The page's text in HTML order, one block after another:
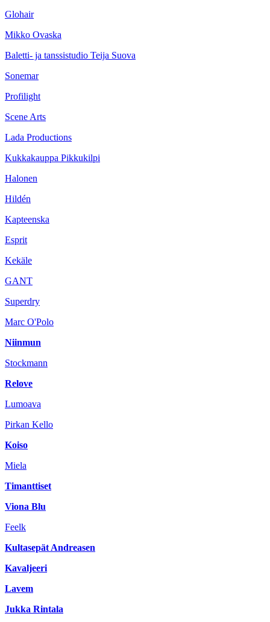
Glohair
Mikko Ovaska
Baletti- ja tanssistudio Teija Suova
Sonemar
Profilight
Scene Arts
Lada Productions
Kukkakauppa Pikkukilpi
Halonen
Hildén
Kapteenska
Esprit
Kekäle
GANT
Superdry
Marc O'Polo
Niinmun
Stockmann
Relove
Lumoava
Pirkan Kello
Koiso
Miela
Timanttiset
Viona Blu
Feelk
Kultasepät Andreasen
Kavaljeeri
Lavem
Jukka Rintala